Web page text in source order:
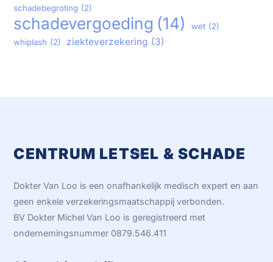
schadebegroting (2)
schadevergoeding (14) wet (2)
whiplash (2) ziekteverzekering (3)
Back
Top
CENTRUM LETSEL & SCHADE
Dokter Van Loo is een onafhankelijk medisch expert en aan
geen enkele verzekeringsmaatschappij verbonden.
BV Dokter Michel Van Loo is geregistreerd met
ondernemingsnummer 0879.546.411